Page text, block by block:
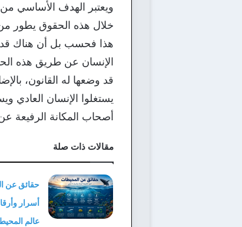
ويعتبر الهدف الأساسي
خلال هذه الحقوق يطور
هذا فحسب بل أن هناك
الإنسان عن طريق هذه
قد وضعها له القانون،
يستغلوا الإنسان العادي
أصحاب المكانة الرفيعة
مقالات ذات صلة
حقائق عن
أسرار
عالم